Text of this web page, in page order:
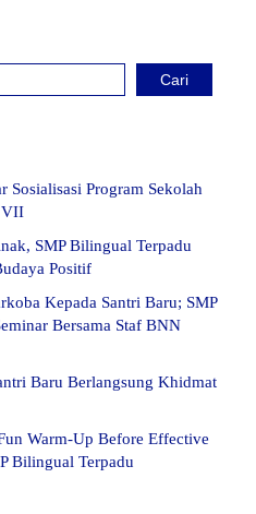
Cari
Sosialisasi Program Sekolah
VII
SMP Bilingual Terpadu
Positif
Kepada Santri Baru; SMP
Bersama Staf BNN
Baru Berlangsung Khidmat
Warm-Up Before Effective
Bilingual Terpadu